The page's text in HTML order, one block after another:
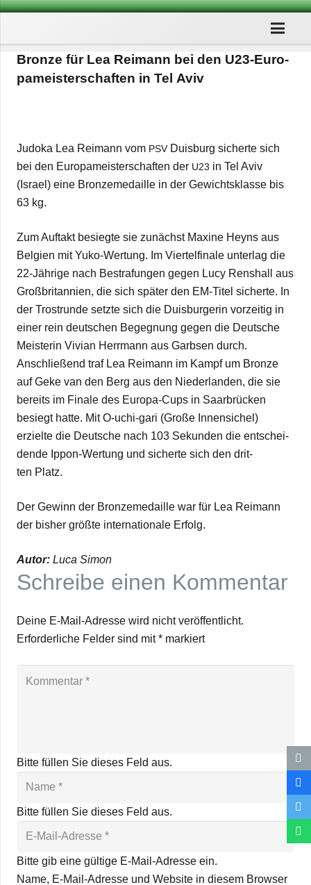
Bronze für Lea Rei­mann bei den U23-Euro­
pa­meis­ter­schaf­ten in Tel Aviv
Judoka Lea Rei­mann vom PSV Duis­burg sicherte sich
bei den Euro­pa­meis­ter­schaf­ten der U23 in Tel Aviv
(Israel) eine Bron­ze­me­daille in der Gewichts­klasse bis
63 kg.
Zum Auf­takt besiegte sie zunächst Maxine Heyns aus
Bel­gien mit Yuko-Wer­tung. Im Vier­tel­fi­nale unter­lag die
22-Jäh­rige nach Bestra­fun­gen gegen Lucy Rens­hall aus
Groß­bri­tan­nien, die sich spä­ter den EM-Titel sicherte. In
der Trost­runde setzte sich die Duis­bur­ge­rin vor­zei­tig in
einer rein deut­schen Begeg­nung gegen die Deut­sche
Meis­te­rin Vivian Herr­mann aus Garb­sen durch.
Anschlie­ßend traf Lea Rei­mann im Kampf um Bronze
auf Geke van den Berg aus den Nie­der­lan­den, die sie
bereits im Finale des Europa-Cups in Saar­brü­cken
besiegt hatte. Mit O‑uchi-gari (Große Innen­si­chel)
erzielte die Deut­sche nach 103 Sekun­den die ent­schei­
dende Ippon-Wer­tung und sicherte sich den drit­
ten Platz.
Der Gewinn der Bron­ze­me­daille war für Lea Rei­mann
der bis­her größte inter­na­tio­nale Erfolg.
Autor: Luca Simon
Schreibe einen Kommentar
Deine E-Mail-Adresse wird nicht veröffentlicht.
Erforderliche Felder sind mit* markiert
Bitte füllen Sie dieses Feld aus.
Bitte füllen Sie dieses Feld aus.
Bitte gib eine gültige E-Mail-Adresse ein.
Name, E-Mail-Adresse und Website in diesem Browser